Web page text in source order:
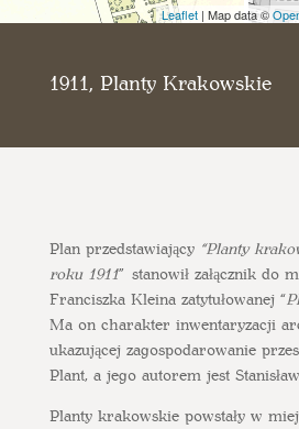
Leaflet | Map data ©
1911, Planty Krakowskie
Plan przedstawiający“Planty
roku 1911” stanowił załącznik do
Franciszka Kleina zatytułowanej “
Ma on charakter inwentaryzacji
ukazującej zagospodarowanie
Plant, a jego autorem jest
Planty krakowskie powstały w